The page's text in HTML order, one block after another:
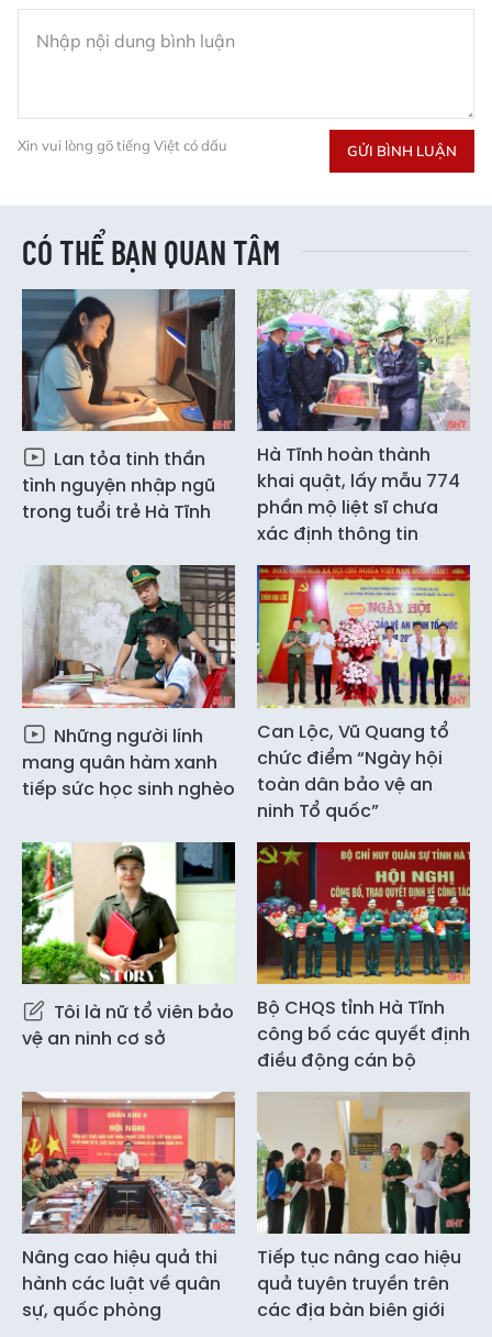
Xin vui lòng gõ tiếng Việt có dấu GỬI BÌNH LUẬN
CÓ THỂ BẠN QUAN TÂM
Lan tỏa tinh thần
tình nguyện nhập ngũ
trong tuổi trẻ Hà Tĩnh
Hà Tĩnh hoàn thành
khai quật, lấy mẫu 774
phần mộ liệt sĩ chưa
xác định thông tin
Những người lính
mang quân hàm xanh
tiếp sức học sinh nghèo
Can Lộc, Vũ Quang tổ
chức điểm “Ngày hội
toàn dân bảo vệ an
ninh Tổ quốc”
Tôi là nữ tổ viên bảo
vệ an ninh cơ sở
Bộ CHQS tỉnh Hà Tĩnh
công bố các quyết định
điều động cán bộ
Nâng cao hiệu quả thi
hành các luật về quân
sự, quốc phòng
Tiếp tục nâng cao hiệu
quả tuyên truyền trên
các địa bàn biên giới